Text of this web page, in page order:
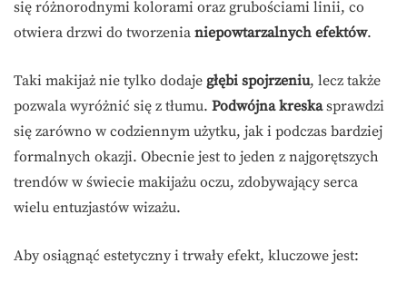
się różnorodnymi kolorami oraz grubościami linii, co
otwiera drzwi do tworzenia niepowtarzalnych efektów.
Taki makijaż nie tylko dodaje głębi spojrzeniu, lecz także
pozwala wyróżnić się z tłumu. Podwójna kreskasprawdzi
się zarówno w codziennym użytku, jak i podczas bardziej
formalnych okazji. Obecnie jest to jeden z najgorętszych
trendów w świecie makijażu oczu, zdobywający serca
wielu entuzjastów wizażu.
Aby osiągnąć estetyczny i trwały efekt, kluczowe jest: